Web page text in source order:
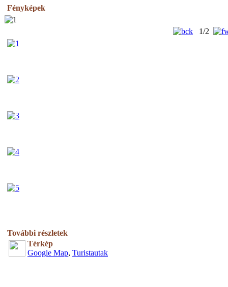
Fényképek
1/2
További részletek
Térkép
Google Map, Turistautak